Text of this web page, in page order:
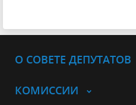
О СОВЕТЕ ДЕПУТАТОВ
КОМИССИИ